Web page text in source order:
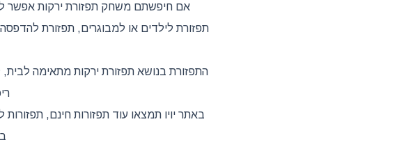
אם חיפשתם משחק תפזורת ירקות אפשר
תפזורת לילדים או למבוגרים, תפזורת
התפזורת בנושא תפזורת ירקות מתאימה
באתר יויו תמצאו עוד תפזורות חינם,